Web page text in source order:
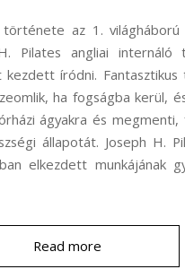
az 1. világháború
Pilates angliai internáló
íródni. Fantasztikus
ha fogságba kerül,
ágyakra és megmenti,
állapotát. Joseph H.
elkezdett munkájának
Read more